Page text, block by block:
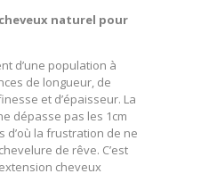
naturel pour
d’une population à
de longueur, de
et d’épaisseur. La
dépasse pas les 1cm
d’où la frustration de ne
de rêve. C’est
cheveux